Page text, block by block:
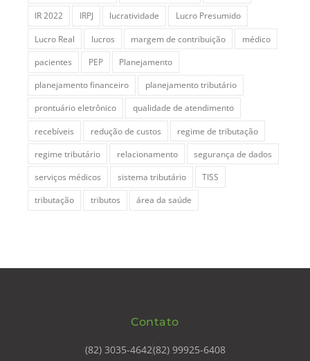
IR 2022
IRPJ lucratividade
Lucro Presumido
Lucro Real
lucros margem de contribuição
médico
pacientes
PEP
Planejamento
planejamento financeiro
planejamento tributário
prontuário eletrônico
qualidade de atendimento
recebíveis
redução de custos
regime de tributação
regime tributário
relacionamento
segurança de dados
serviços médicos
sistema tributário
TISS
tributação
tributos área da saúde
Contato
(82) 3035-4642(82) 99925-6408